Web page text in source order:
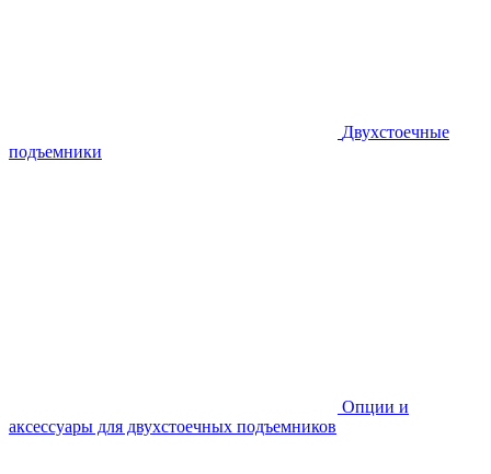
Двухстоечные
подъемники
Опции и
аксессуары для двухстоечных подъемников